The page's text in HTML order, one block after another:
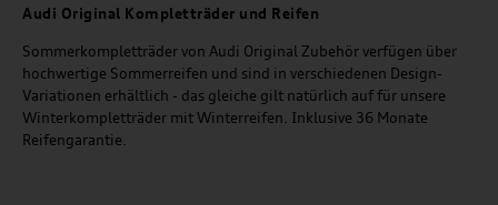
Audi Original Kompletträder und Reifen
Sommerkompletträder von Audi Original Zubehör verfügen über
hochwertige Sommerreifen und sind in verschiedenen Design-
Variationen erhältlich - das gleiche gilt natürlich auf für unsere
Winterkompletträder mit Winterreifen. Inklusive 36 Monate
Reifengarantie.